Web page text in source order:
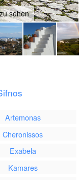
sehen
Artemonas
Cheronissos
Exabela
Kamares